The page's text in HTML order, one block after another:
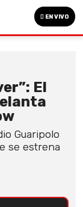
EN VIVO
El
Guaripolo
se estrena